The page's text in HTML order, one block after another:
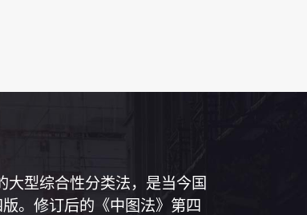
大型综合性分类法，是当今国
。修订后的《中图法》第四